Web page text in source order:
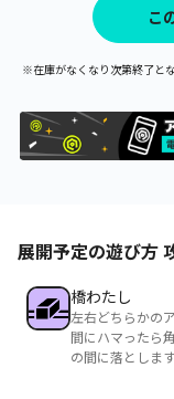
こ
※在庫がなくなり次第終了と
展開予定の遊び方
橋わたし
左右どちらかの
間にハマったら
の間に落とします